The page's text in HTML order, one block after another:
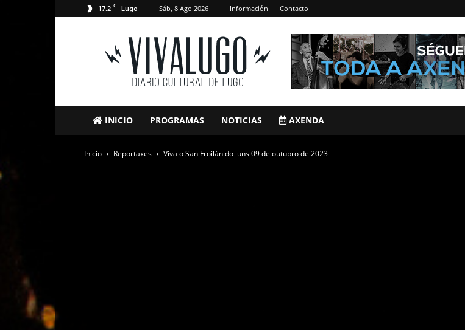
17.2 C Lugo Sáb, 8 Ago 2026 Información Contacto
VivaLugo
INICIO PROGRAMAS NOTICIAS AXENDA
Inicio Reportaxes Viva o San Froilán do luns 09 de outubro de 2023